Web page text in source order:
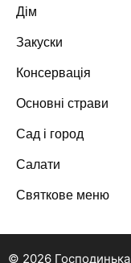
Дім
Закуски
Консервація
Основні страви
Сад і город
Салати
Святкове меню
© 2026 Господинька